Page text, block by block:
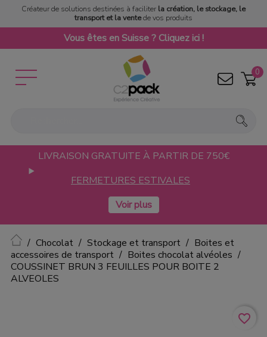
Créateur de solutions destinées à faciliter la création, le stockage, le
transport et la ventede vos produits
Vous êtes en Suisse ? Cliquez ici !
0
LIVRAISON GRATUITE À PARTIR DE 750€
FERMETURES ESTIVALES
Accueil
Chocolat Stockage et transport
Boites et
accessoires de transport
Boites chocolat alvéoles
COUSSINET BRUN 3 FEUILLES POUR BOITE 2
ALVEOLES
favorite_border